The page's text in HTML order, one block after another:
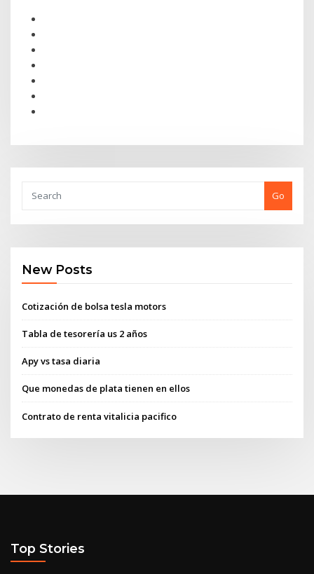
Go
New Posts
Cotización de bolsa tesla motors
Tabla de tesorería us 2 años
Apy vs tasa diaria
Que monedas de plata tienen en ellos
Contrato de renta vitalicia pacifico
Top Stories